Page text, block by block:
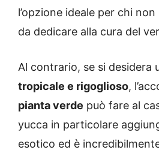
l’opzione ideale per chi
da dedicare alla cura del
Al contrario, se si desidera
tropicale e rigoglioso,
pianta verde può fare al
yucca in particolare
esotico ed è